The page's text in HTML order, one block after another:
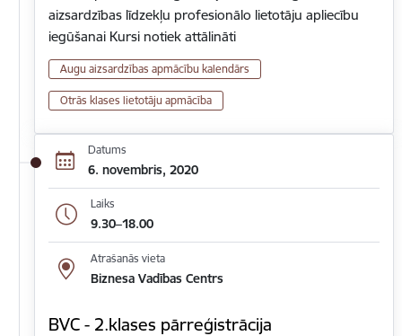
aizsardzības līdzekļu profesionālo lietotāju apliecību
iegūšanai Kursi notiek attālināti
Augu aizsardzības apmācību kalendārs
Otrās klases lietotāju apmācība
Datums
6. novembris, 2020
Laiks
9.30–18.00
Atrašanās vieta
Biznesa Vadības Centrs
BVC - 2.klases pārreģistrācija